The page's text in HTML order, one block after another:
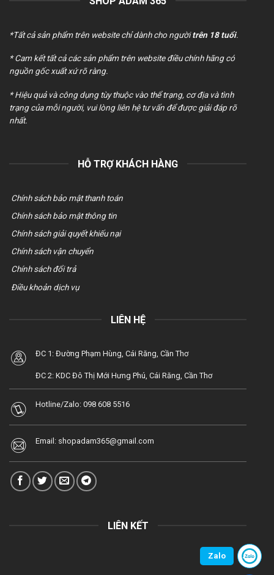
*Tất cả sản phẩm trên website chỉ dành cho ngườitrên 18 tuổi.
* Cam kết tất cả các sản phẩm trên website điều chính hãng có
nguồn gốc xuất xứ rõ ràng.
* Hiệu quả và công dụng tùy thuộc vào thể trạng, cơ địa và tình
trạng của mỗi người, vui lòng liên hệ tư vấn để được giải đáp rõ
nhất.
HỖ TRỢ KHÁCH HÀNG
Chính sách bảo mật thanh toán
Chính sách bảo mật thông tin
Chính sách giải quyết khiếu nại
Chính sách vận chuyển
Chính sách đổi trả
Điều khoản dịch vụ
LIÊN HỆ
ĐC 1: Đường Phạm Hùng, Cái Răng, Cần Thơ
ĐC 2: KDC Đô Thị Mới Hưng Phú, Cái Răng, Cần Thơ
Hotline/Zalo: 098 608 5516
Email: shopadam365@gmail.com
LIÊN KẾT
Zalo